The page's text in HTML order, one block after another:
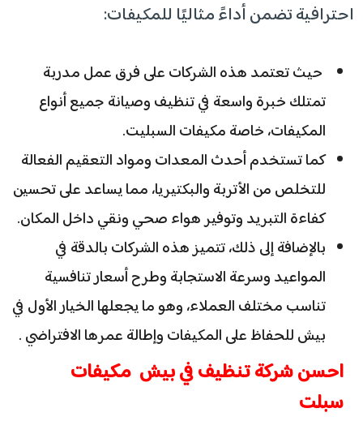
احترافية تضمن أداءً مثاليًا للمكيفات:
حيث تعتمد هذه الشركات على فرق عمل مدربة
تمتلك خبرة واسعة في تنظيف وصيانة جميع أنواع
المكيفات، خاصة مكيفات السبليت.
كما تستخدم أحدث المعدات ومواد التعقيم الفعالة
للتخلص من الأتربة والبكتيريا، مما يساعد على تحسين
كفاءة التبريد وتوفير هواء صحي ونقي داخل المكان.
بالإضافة إلى ذلك، تتميز هذه الشركات بالدقة في
المواعيد وسرعة الاستجابة وطرح أسعار تنافسية
تناسب مختلف العملاء، وهو ما يجعلها الخيار الأول في
بيش للحفاظ على المكيفات وإطالة عمرها الافتراضي .
احسن شركة تنظيف في بيش مكيفات
سبلت